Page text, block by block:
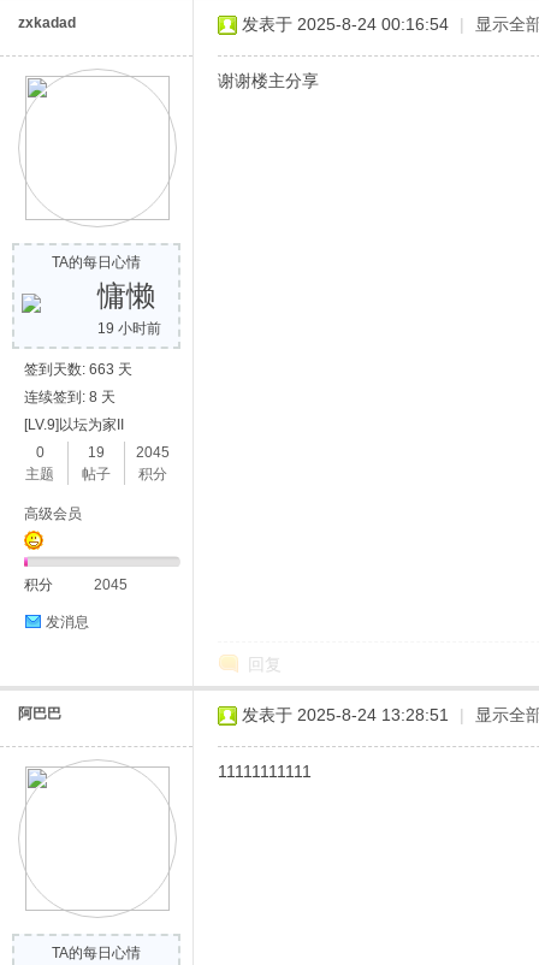
zxkadad
TA的每日心情
慵懒
19 小时前
签到天数: 663 天
连续签到: 8 天
[LV.9]以坛为家II
0
主题
19
帖子
2045
积分
高级会员
积分 2045
发消息
发表于 2025-8-24 00:16:54 | 显示全
谢谢楼主分享
回复
阿巴巴
TA的每日心情
发表于 2025-8-24 13:28:51 | 显示全
11111111111